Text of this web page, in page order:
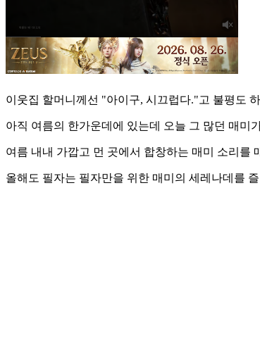
이웃집 할머니께선 "아이구, 시끄럽다."고 불평도
아직 여름의 한가운데에 있는데 오늘 그 많던 매미
여름 내내 가깝고 먼 곳에서 합창하는 매미 소리를
올해도 필자는 필자만을 위한 매미의 세레나데를